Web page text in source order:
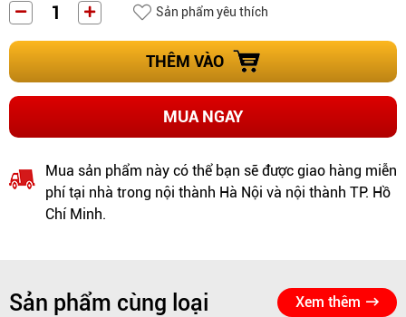
Sản phẩm yêu thích
THÊM VÀO
MUA NGAY
Mua sản phẩm này có thể bạn sẽ được giao hàng miễn
phí tại nhà trong nội thành Hà Nội và nội thành TP. Hồ
Chí Minh.
Sản phẩm cùng loại Xem thêm